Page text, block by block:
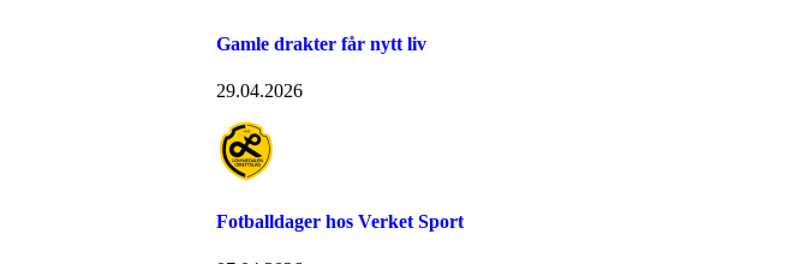
Gamle drakter får nytt liv
29.04.2026
Fotballdager hos Verket Sport